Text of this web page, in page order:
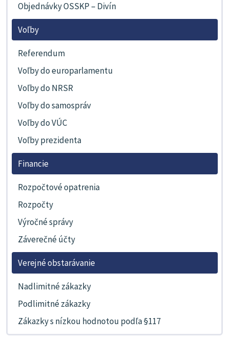
Objednávky OSSKP – Divín
Voľby
Referendum
Voľby do europarlamentu
Voľby do NRSR
Voľby do samospráv
Voľby do VÚC
Voľby prezidenta
Financie
Rozpočtové opatrenia
Rozpočty
Výročné správy
Záverečné účty
Verejné obstarávanie
Nadlimitné zákazky
Podlimitné zákazky
Zákazky s nízkou hodnotou podľa §117